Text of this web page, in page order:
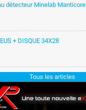
détecteur Minelab Manticore
+ DISQUE 34X28
Tous les articles